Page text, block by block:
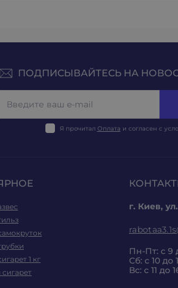
ПОДПИСЫВАЙТЕСЬ НА
Я прочитал Оплата и согласен с
1 кг
г. Киев,
Пн-Пт: с 9
Сб: с 10 до
Вс: с 11 до